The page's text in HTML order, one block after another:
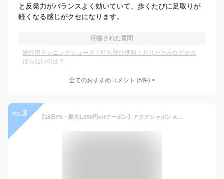
と反発力がバランスよく効いていて、歩くたびに足取りが
軽くなる感じがクセになります。
回答された質問
旅行用ランニングシューズ｜持ち運び便利！おりたたみなどかさ
ばらないのは？
全てのおすすめコメント (5件) >
no. 3 【18日P5・最大1,000円offクーポン】アクアシャボン AQUA SAVON フレグランス 80ml [全8種] 送料無料＆おまけ付き【あす楽対応_14時まで】【EARTH】石鹸の香り ウォータリーシャンプー オードパルファム オードトワレ【人気 ブランド ギフト 誕生日 プレゼント】母の日